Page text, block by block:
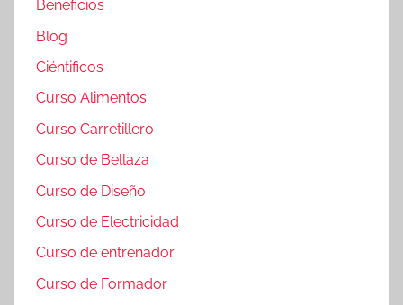
Beneficios
Blog
Ciéntificos
Curso Alimentos
Curso Carretillero
Curso de Bellaza
Curso de Diseño
Curso de Electricidad
Curso de entrenador
Curso de Formador